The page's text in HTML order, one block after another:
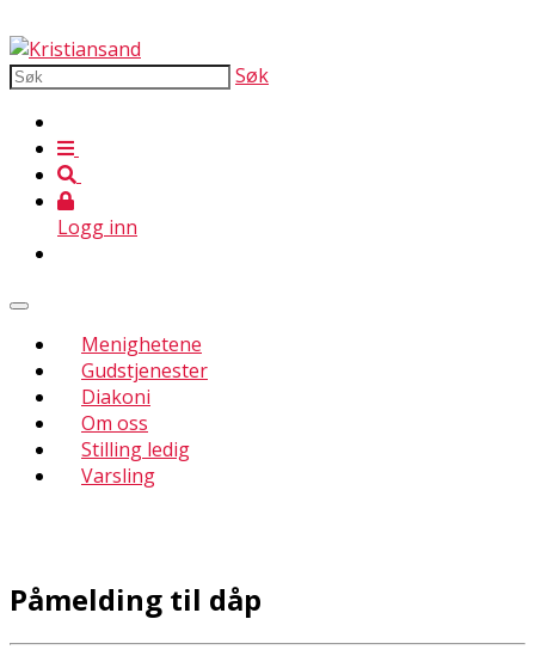
Søk
Logg inn
Menighetene
Gudstjenester
Diakoni
Om oss
Stilling ledig
Varsling
Påmelding til dåp